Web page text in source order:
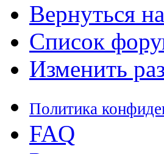
Вернуться
Список
Изменить
Политика
FAQ